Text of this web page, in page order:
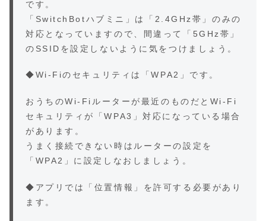
です。
「SwitchBotハブミニ」は「2.4GHz帯」のみの
対応となっていますので、間違って「5GHz帯」
のSSIDを設定しないように気をつけましょう。
◆Wi-Fiのセキュリティは「WPA2」です。
おうちのWi-Fiルーターが最近のものだとWi-Fi
セキュリティが「WPA3」対応になっている場合
があります。
うまく接続できない時はルーターの設定を
「WPA2」に設定しなおしましょう。
◆アプリでは「位置情報」を許可する必要があり
ます。